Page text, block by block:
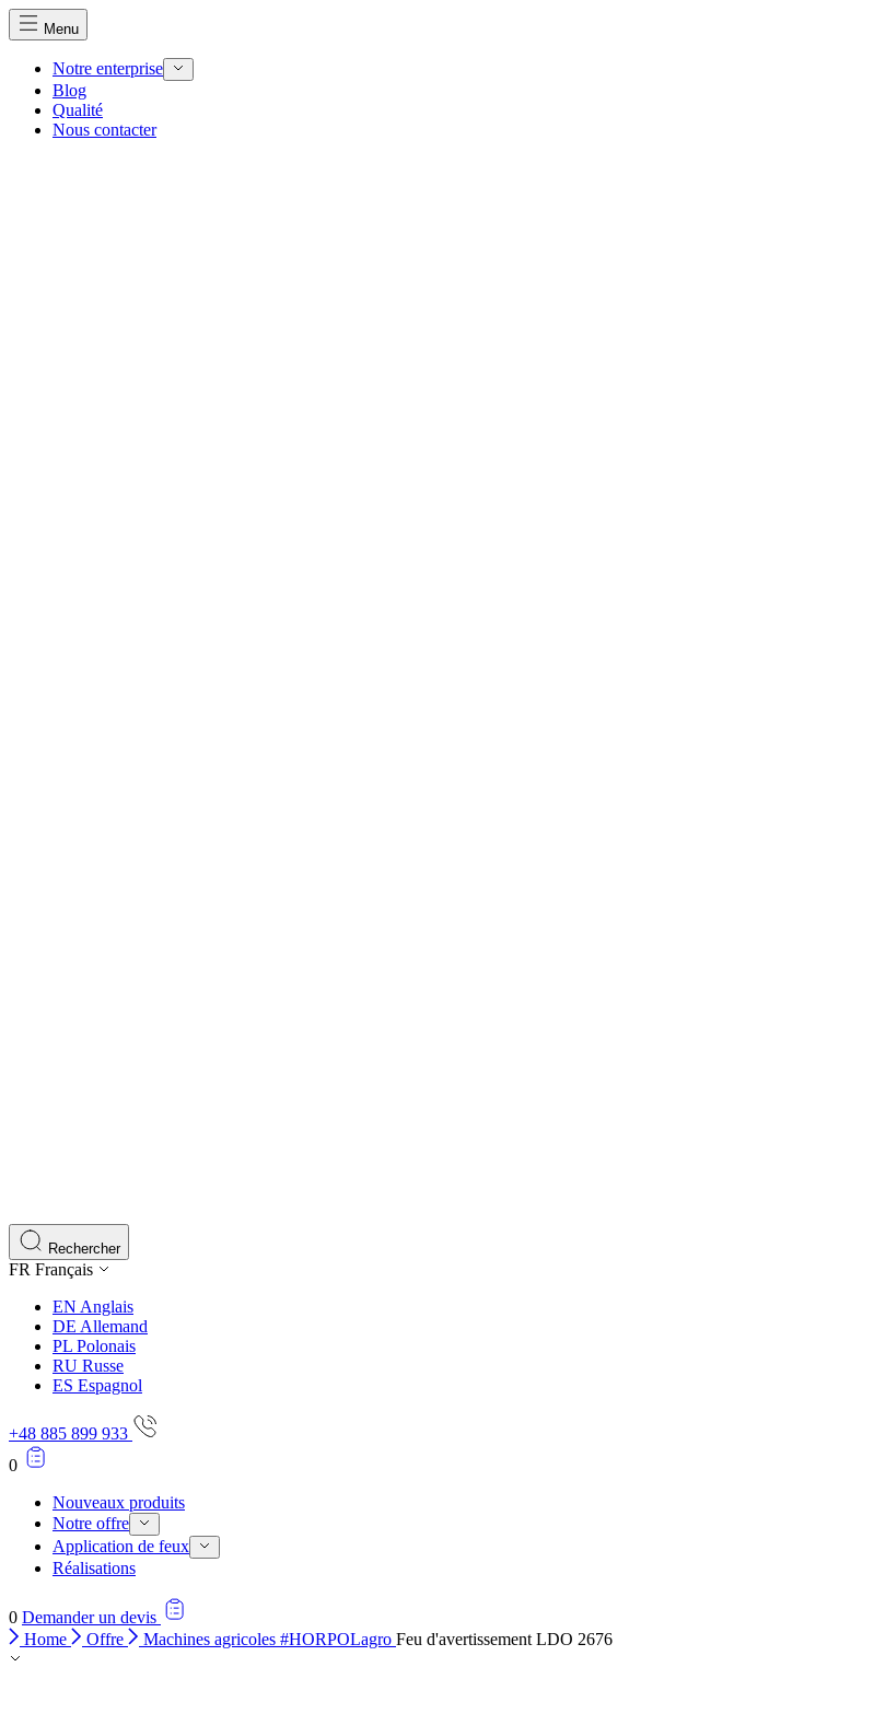
Menu
Notre enterprise
Blog
Qualité
Nous contacter
Rechercher
FR Français
EN Anglais
DE Allemand
PL Polonais
RU Russe
ES Espagnol
+48 885 899 933
0
Nouveaux produits
Notre offre
Application de feux
Réalisations
0 Demander un devis
Home
Offre Machines agricoles #HORPOLagro Feu d'avertissement LDO 2676